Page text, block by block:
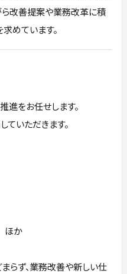
ら改善提案や業務改革に積
めています。
をお任せします。
ていただきます。
ほか
らず、業務改善や新しい仕